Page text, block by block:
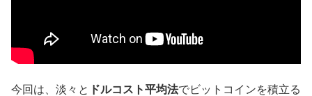
今回は、淡々と ドルコスト平均法でビットコインを積立る